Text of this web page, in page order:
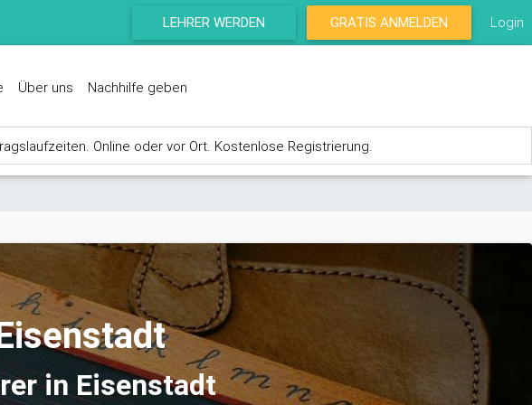
LEHRER WERDEN GRATIS ANMELDEN Login
Über uns Nachhilfe geben
Online oder vor Ort. Kostenlose Registrierung.
in Eisenstadt